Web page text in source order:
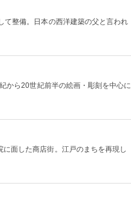
て整備。日本の西洋建築の父と言われ
から20世紀前半の絵画・彫刻を中心に
面した商店街。江戸のまちを再現し